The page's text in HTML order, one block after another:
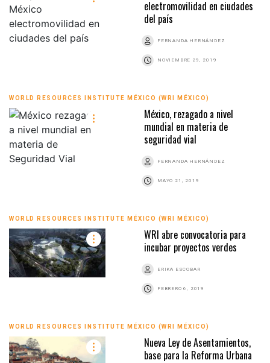
electromovilidad en ciudades
del país
FERNANDA HERNÁNDEZ
NOVIEMBRE 29, 2019
WORLD RESOURCES INSTITUTE MÉXICO (WRI MÉXICO)
México, rezagado a nivel
mundial en materia de
seguridad vial
FERNANDA HERNÁNDEZ
MAYO 21, 2019
WORLD RESOURCES INSTITUTE MÉXICO (WRI MÉXICO)
WRI abre convocatoria para
incubar proyectos verdes
ERIKA ESCOBAR
FEBRERO 6, 2019
WORLD RESOURCES INSTITUTE MÉXICO (WRI MÉXICO)
Nueva Ley de Asentamientos,
base para la Reforma Urbana